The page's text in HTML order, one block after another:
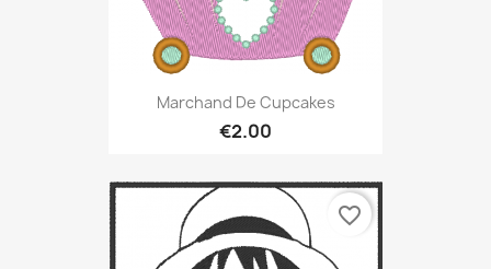
Marchand De Cupcakes
€2.00
favorite_border